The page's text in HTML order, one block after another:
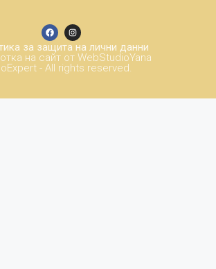
- All rights reserved.
на сайт от WebStudioYana
за защита на лични данни